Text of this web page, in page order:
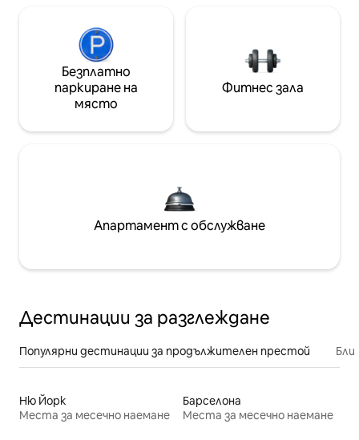
Безплатно
паркиране на
място
Фитнес зала
Апартамент с обслужване
Дестинации за разглеждане
Популярни дестинации за продължителен престой
Ню Йорк
Места за месечно наемане
Барселона
Места за месечно наемане